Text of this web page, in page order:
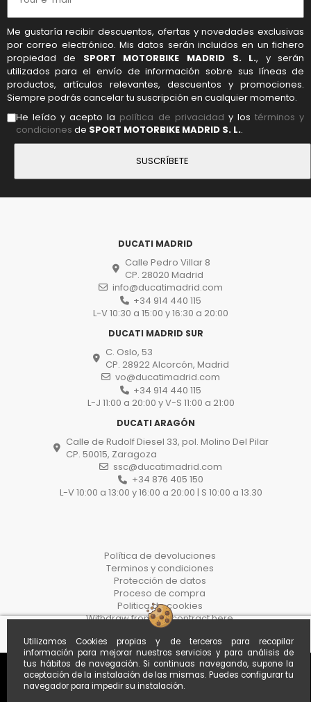
Utilizamos Cookies propias y de terceros para recopilar
información para mejorar nuestros servicios y para análisis de
tus hábitos de navegación. Si continuas navegando, supone la
aceptación de la instalación de las mismas. Puedes configurar tu
navegador para impedir su instalación.
Me gustaría recibir descuentos, ofertas y novedades exclusivas
por correo electrónico. Mis datos serán incluidos en un fichero
propiedad de SPORT MOTORBIKE MADRID S. L., y serán
utilizados para el envío de información sobre sus líneas de
productos, artículos relevantes, descuentos y promociones.
Siempre podrás cancelar tu suscripción en cualquier momento.
He leído y acepto la política de privacidad y lostérminos y
condiciones de SPORT MOTORBIKE MADRID S. L..
DUCATI MADRID
Calle Pedro Villar 8
CP. 28020 Madrid
info@ducatimadrid.com
+34 914 440 115
L-V 10:30 a 15:00 y 16:30 a 20:00
DUCATI MADRID SUR
C. Oslo, 53
CP. 28922 Alcorcón, Madrid
vo@ducatimadrid.com
+34 914 440 115
L-J 11:00 a 20:00 y V-S 11:00 a 21:00
DUCATI ARAGÓN
Calle de Rudolf Diesel 33, pol. Molino Del Pilar
CP. 50015, Zaragoza
ssc@ducatimadrid.com
+34 876 405 150
L-V 10:00 a 13:00 y 16:00 a 20:00 | S 10:00 a 13.30
Política de devoluciones
Terminos y condiciones
Protección de datos
Proceso de compra
Politica de cookies
Withdraw from the contract here